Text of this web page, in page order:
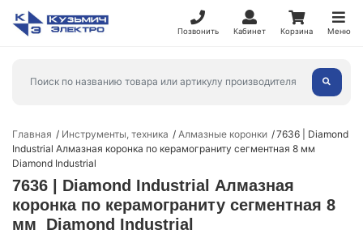
Позвонить Кабинет Корзина Меню
Главная Инструменты, техника Алмазные коронки
7636 | Diamond
Industrial Алмазная коронка по керамограниту сегментная 8 мм
Diamond Industrial
7636 | Diamond Industrial Алмазная
коронка по керамограниту сегментная 8
мм Diamond Industrial